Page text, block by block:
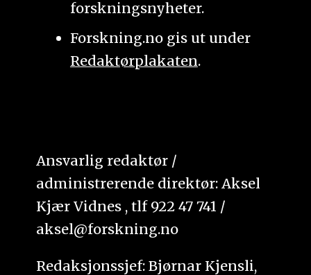
forskningsnyheter.
Forskning.no gis ut under
Redaktørplakaten.
Ansvarlig redaktør /
administrerende direktør: Aksel
Kjær Vidnes , tlf 922 47 741 /
aksel@forskning.no
Redaksjonssjef: Bjørnar Kjensli,